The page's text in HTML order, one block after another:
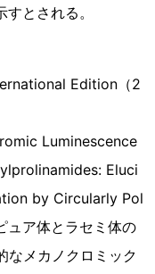
とされる。
Edition（2
Luminescence
Eluci
by Circularly Pol
ア体とラセミ体の
なメカノクロミック